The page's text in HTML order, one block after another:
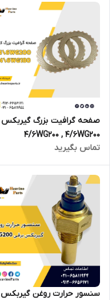
4/6WG200 , 4/6WG200
تماس بگیرید